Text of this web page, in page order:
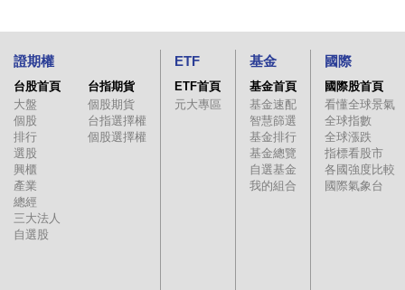
證期權
台股首頁
大盤
個股
排行
選股
興櫃
產業
總經
三大法人
自選股
台指期貨
個股期貨
台指選擇權
個股選擇權
ETF
ETF首頁
元大專區
基金
基金首頁
基金速配
智慧篩選
基金排行
基金總覽
自選基金
我的組合
國際
國際股首頁
看懂全球景氣
全球指數
全球漲跌
指標看股市
各國強度比較
國際氣象台